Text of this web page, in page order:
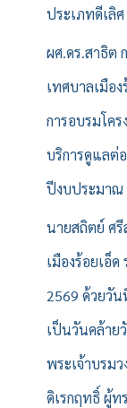
ประเภทดีเลิ
ผศ.ดร.สาธิต
เทศบาลเมือ
การอบรมโคร
บริการดูแลต่
ปีงบประมาณ
นายสถิตย์ ศรี
เมืองร้อยเอ็
2569 ด้วยวั
เป็นวันคล้าย
พระเจ้าบรม
ดิเรกฤทธิ์ ผู้ท